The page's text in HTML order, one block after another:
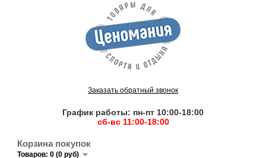
Заказать обратный звонок
График работы: пн-пт 10:00-18:00
сб-вс 11:00-18:00
Корзина покупок
Товаров: 0 (0 руб)